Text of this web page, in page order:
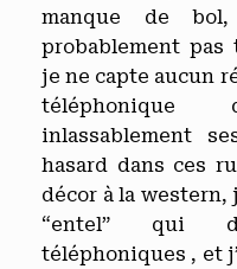
manque de bol,
probablement
je ne capte aucun
inlassablement
hasard dans ces
décor à la western,
“entel” qui
téléphoniques , et